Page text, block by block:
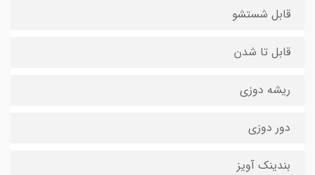
قابل شستشو
قابل تا شدن
ریشه دوزی
دور دوزی
بندینک آویز